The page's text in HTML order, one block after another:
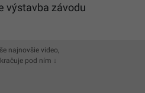
výstavba závodu
najnovšie video,
pod ním ↓